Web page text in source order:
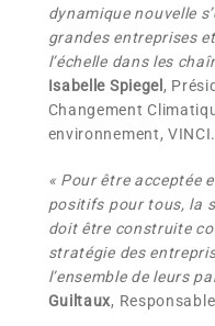
dynamique nouvelle
grandes entreprises
l’échelle dans les
Isabelle Spiegel ,
Changement
environnement, VINCI.
« Pour être acceptée
positifs pour tous, la
doit être construite
stratégie des
l’ensemble de leurs
Guiltaux,